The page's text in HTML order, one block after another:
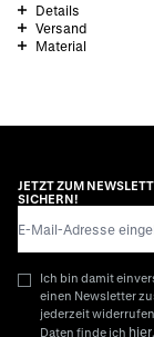
Details
Versand
Material
JETZT ZUM
SICHERN!
Ich bin damit
einen Newsletter
jederzeit
Daten finde ich hier.